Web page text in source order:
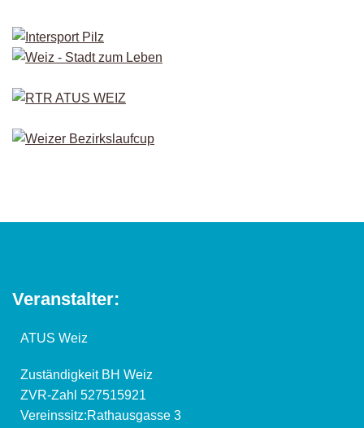
Veranstalter:
ATUS Weiz
Zuständigkeit BH Weiz
ZVR-Zahl 527515921
Vereinssitz:Rathausgasse 3